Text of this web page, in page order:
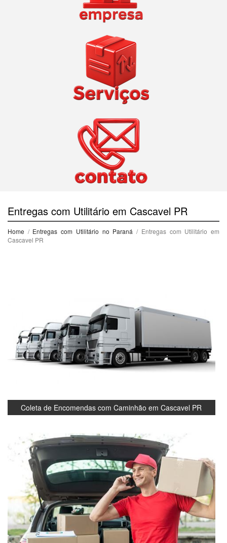
Entregas com Utilitário em Cascavel PR
Home / Entregas com Utilitário no Paraná / Entregas com Utilitário em
Cascavel PR
Coleta de Encomendas com Caminhão em Cascavel PR